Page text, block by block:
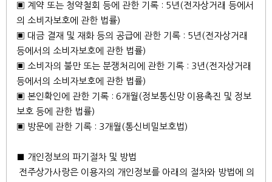
▣ 계약 또는 청약철회 등에 관한 기록 : 5년(전자상거래 등에서
의 소비자보호에 관한 법률)
▣ 대금 결재 및 재화 등의 공급에 관한 기록 : 5년(전자상거래
등에서의 소비자보호에 관한 법률)
▣ 소비자의 불만 또는 분쟁처리에 관한 기록 : 3년(전자상거래
등에서의 소비자보호에 관한 법률)
▣ 본인확인에 관한 기록 : 6개월(정보통신망 이용촉진 및 정보
보호 등에 관한 법률)
▣ 방문에 관한 기록 : 3개월(통신비밀보호법)
■ 개인정보의 파기절차 및 방법
전주상가사랑은 이용자의 개인정보를 아래의 절차와 방법에 의